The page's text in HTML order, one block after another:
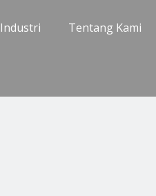
Industri Tentang Kami